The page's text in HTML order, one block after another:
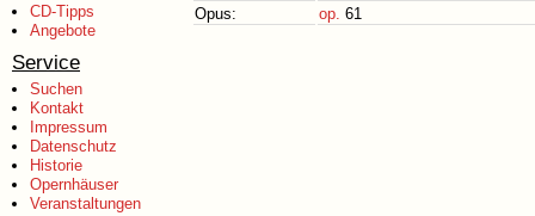
CD-Tipps
Angebote
Service
Suchen
Kontakt
Impressum
Datenschutz
Historie
Opernhäuser
Veranstaltungen
Opus:
op. 61